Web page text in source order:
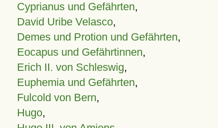
Cyprianus und Gefährten,
David Uribe Velasco,
Demes und Protion und Gefährten,
Eocapus und Gefährtinnen,
Erich II. von Schleswig,
Euphemia und Gefährten,
Fulcold von Bern,
Hugo,